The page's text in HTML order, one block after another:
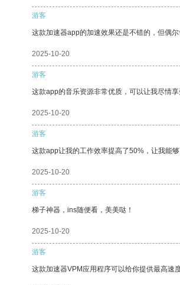
游客
这款加速器app的加速效果还是不错的，但偶
2025-10-20
游客
这款app的音乐资源非常优质，可以让我尽情享
2025-10-20
游客
这款app让我的工作效率提高了50%，让我能
2025-10-20
游客
梯子神器，ins随便看，美美哒！
2025-10-20
游客
这款加速器VPM应用程序可以给你提供最高速